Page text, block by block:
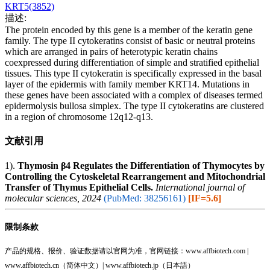
KRT5(3852)
描述:
The protein encoded by this gene is a member of the keratin gene
family. The type II cytokeratins consist of basic or neutral proteins
which are arranged in pairs of heterotypic keratin chains
coexpressed during differentiation of simple and stratified epithelial
tissues. This type II cytokeratin is specifically expressed in the basal
layer of the epidermis with family member KRT14. Mutations in
these genes have been associated with a complex of diseases termed
epidermolysis bullosa simplex. The type II cytokeratins are clustered
in a region of chromosome 12q12-q13.
文献引用
1). Thymosin β4 Regulates the Differentiation of Thymocytes by
Controlling the Cytoskeletal Rearrangement and Mitochondrial
Transfer of Thymus Epithelial Cells. International journal of
molecular sciences, 2024 (PubMed: 38256161) [IF=5.6]
限制条款
产品的规格、报价、验证数据请以官网为准，官网链接：www.affbiotech.com |
www.affbiotech.cn（简体中文）| www.affbiotech.jp（日本語）